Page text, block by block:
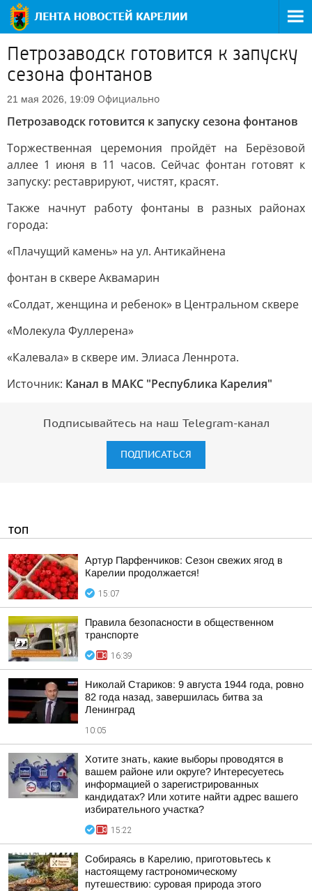
Петрозаводск готовится к запуску
сезона фонтанов
21 мая 2026, 19:09 Официально
Петрозаводск готовится к запуску сезона фонтанов
Торжественная церемония пройдёт на Берёзовой
аллее 1 июня в 11 часов. Сейчас фонтан готовят к
запуску: реставрируют, чистят, красят.
Также начнут работу фонтаны в разных районах
города:
«Плачущий камень» на ул. Антикайнена
фонтан в сквере Аквамарин
«Солдат, женщина и ребенок» в Центральном сквере
«Молекула Фуллерена»
«Калевала» в сквере им. Элиаса Леннрота.
Источник: Канал в МАКС "Республика Карелия"
Подписывайтесь на наш Telegram-канал
ПОДПИСАТЬСЯ
ТОП
Артур Парфенчиков: Сезон свежих ягод в
Карелии продолжается!
15:07
Правила безопасности в общественном
транспорте
16:39
Николай Стариков: 9 августа 1944 года, ровно
82 года назад, завершилась битва за
Ленинград
10:05
Хотите знать, какие выборы проводятся в
вашем районе или округе? Интересуетесь
информацией о зарегистрированных
кандидатах? Или хотите найти адрес вашего
избирательного участка?
15:22
Собираясь в Карелию, приготовьтесь к
настоящему гастрономическому
путешествию: суровая природа этого